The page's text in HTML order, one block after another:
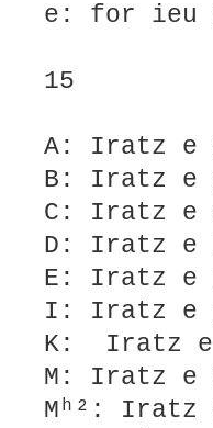
e: for ieu
15
A: Iratz e
B: Iratz e
C: Iratz e
D: Iratz e
E: Iratz e
I: Iratz e
K: Iratz e
M: Iratz e
Mʰ²: Iratz